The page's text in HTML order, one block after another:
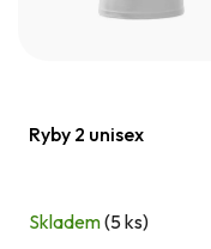
Ryby 2 unisex
Skladem(5 ks)